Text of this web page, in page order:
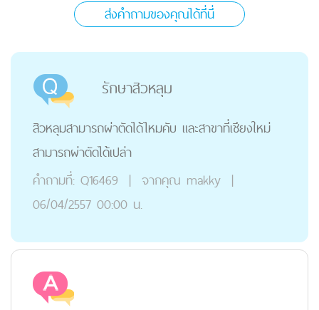
ส่งคำถามของคุณได้ที่นี่
รักษาสิวหลุม
สิวหลุมสามารถผ่าตัดได้ไหมคับ และสาขาที่เชียงใหม่
สามารถผ่าตัดได้เปล่า
คำถามที่: Q16469 | จากคุณ makky |
06/04/2557 00:00 น.